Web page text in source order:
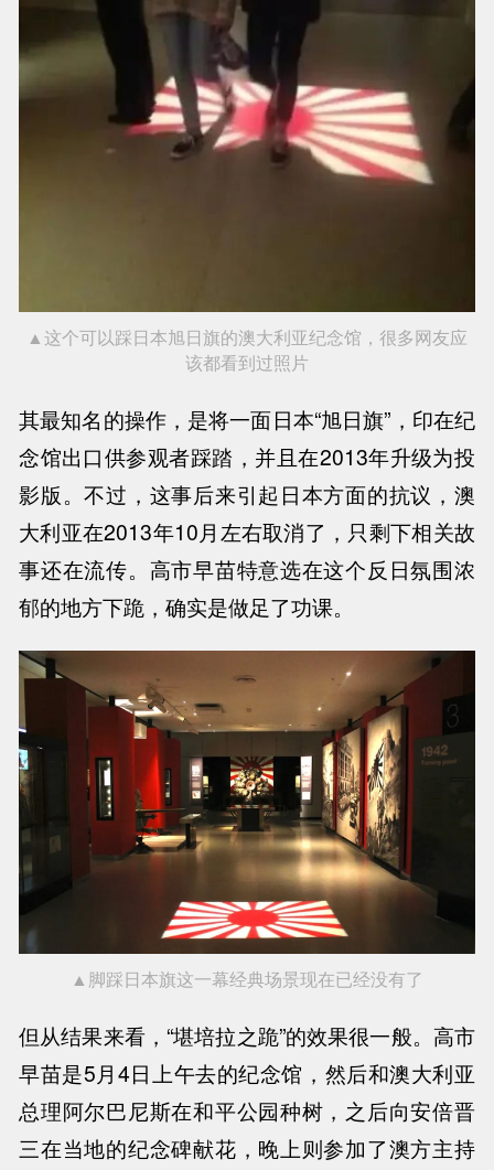
▲这个可以踩日本旭日旗的澳大利亚纪念馆，很多网友应
该都看到过照片
其最知名的操作，是将一面日本“旭日旗”，印在纪
念馆出口供参观者踩踏，并且在2013年升级为投
影版。不过，这事后来引起日本方面的抗议，澳
大利亚在2013年10月左右取消了，只剩下相关故
事还在流传。高市早苗特意选在这个反日氛围浓
郁的地方下跪，确实是做足了功课。
▲脚踩日本旗这一幕经典场景现在已经没有了
但从结果来看， “堪培拉之跪”的效果很一般。高市
早苗是5月4日上午去的纪念馆，然后和澳大利亚
总理阿尔巴尼斯在和平公园种树，之后向安倍晋
三在当地的纪念碑献花，晚上则参加了澳方主持